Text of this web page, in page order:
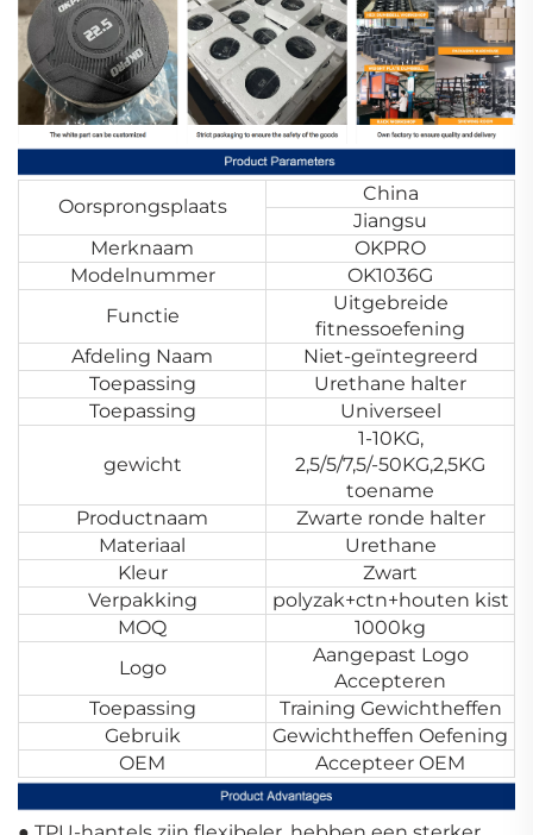
Oorsprongsplaats
China
Jiangsu
Merknaam
OKPRO
Modelnummer
OK1036G
Functie
Uitgebreide
fitnessoefening
Afdeling Naam
Niet-geïntegreerd
Toepassing
Urethane halter
Toepassing
Universeel
gewicht
1-10KG,
2,5/5/7,5/-50KG,2,5KG
toename
Productnaam
Zwarte ronde halter
Materiaal
Urethane
Kleur
Zwart
Verpakking
polyzak+ctn+houten kist
MOQ
1000kg
Logo
Aangepast Logo
Accepteren
Toepassing
Training Gewichtheffen
Gebruik
Gewichtheffen Oefening
OEM
Accepteer OEM